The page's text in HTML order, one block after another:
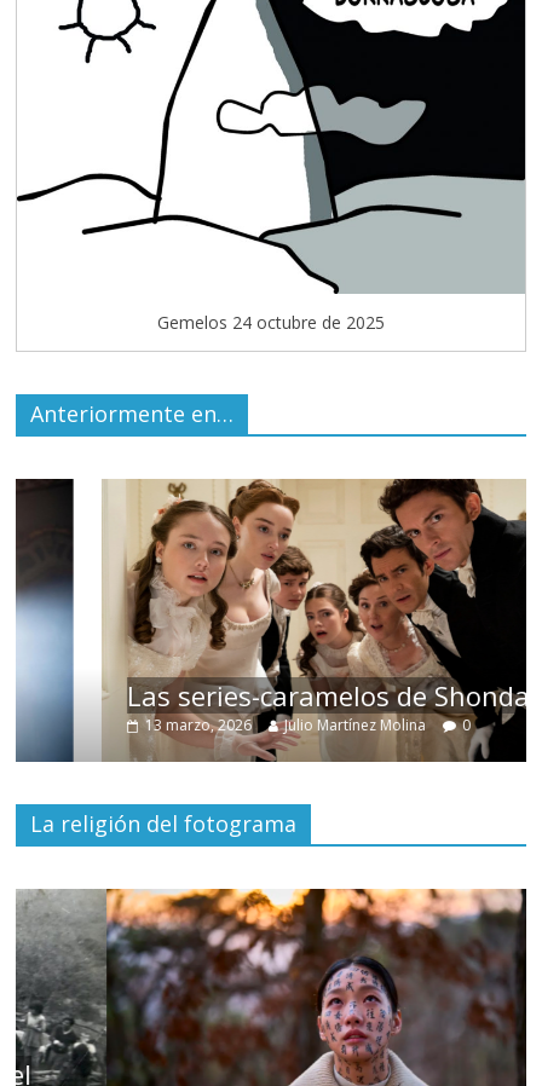
Gemelos 24 octubre de 2025
Anteriormente en…
Las series-caramelos de Shondaland
13 marzo, 2026 Julio Martínez Molina 0
La religión del fotograma